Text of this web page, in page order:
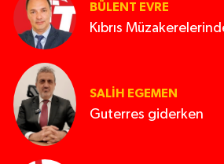
BÜLENT EVRE
Kıbrıs
SALIH EGEMEN
Guterres giderken